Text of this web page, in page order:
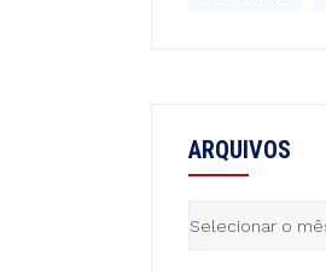
ARQUIVOS
Selecionar o